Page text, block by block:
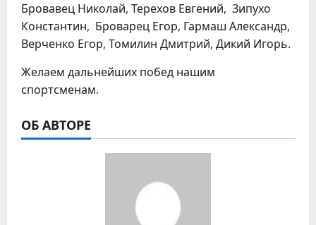
Бровавец Николай, Терехов Евгений, Зипухо
Константин, Броварец Егор, Гармаш Александр,
Верченко Егор, Томилин Дмитрий, Дикий Игорь.
Желаем дальнейших побед нашим
спортсменам.
ОБ АВТОРЕ